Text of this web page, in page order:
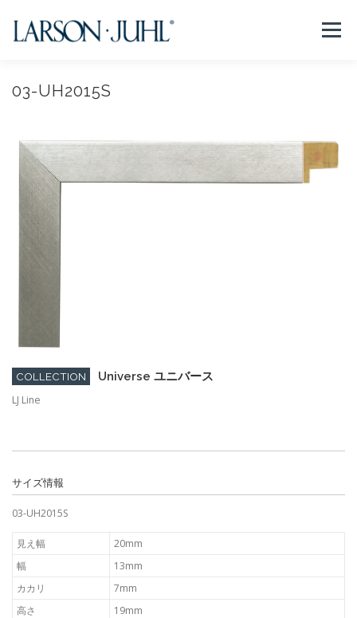
メニュー
NEWS フレームについて
取扱店リスト お問い合わせ 法人のお客様
EN/CN
03-UH2015S
COLLECTION
Universe ユニバース
LJ Line
サイズ情報
03-UH2015S
見え幅
20mm
幅
13mm
カカリ
7mm
高さ
19mm